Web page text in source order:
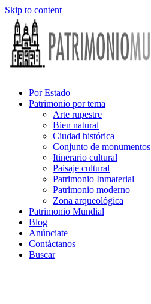
Skip to content
Por Estado
Patrimonio por tema
Arte rupestre
Bien natural
Ciudad histórica
Conjunto de monumentos
Itinerario cultural
Paisaje cultural
Patrimonio Inmaterial
Patrimonio moderno
Zona arqueológica
Patrimonio Mundial
Blog
Anúnciate
Contáctanos
Buscar